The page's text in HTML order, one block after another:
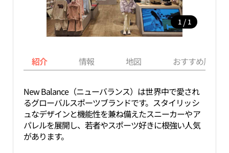
1 / 1
紹介 情報 地図 おすすめ周辺
New Balance（ニューバランス）は世界中で愛され
るグローバルスポーツブランドです。スタイリッシ
ュなデザインと機能性を兼ね備えたスニーカーやア
パレルを展開し、若者やスポーツ好きに根強い人気
があります。